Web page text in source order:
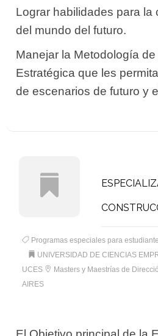
Lograr habilidades para la
del mundo del futuro.
Manejar la Metodología
Estratégica que les
de escenarios de futuro y
Programas especiales para
UNIVERSIDAD DE CIENCIAS
UCES
Masters y Maestrías de
AIRES